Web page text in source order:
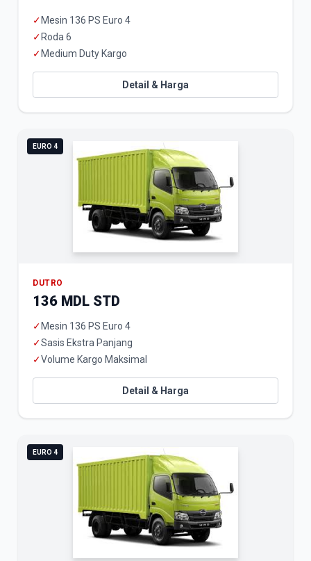
✓ Mesin 136 PS Euro 4
✓ Roda 6
✓ Medium Duty Kargo
Detail & Harga
EURO 4
DUTRO
136 MDL STD
✓ Mesin 136 PS Euro 4
✓Sasis Ekstra Panjang
✓Volume Kargo Maksimal
Detail & Harga
EURO 4